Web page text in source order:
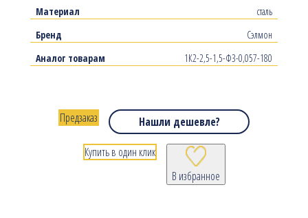
Материал
сталь
Бренд
Сэлмон
Аналог товарам
1К2-2,5-1,5-Ф3-0,057-180
Нашли дешевле?
В избранное
Предзаказ
Купить в один клик